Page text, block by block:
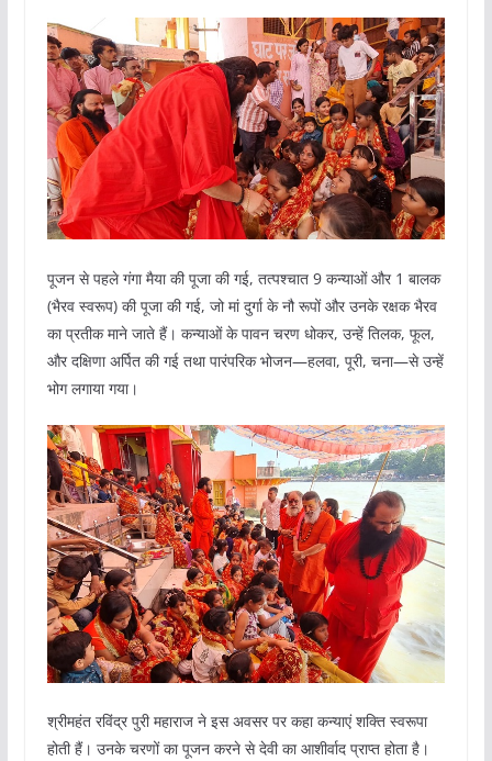
पूजन से पहले गंगा मैया की पूजा की गई, तत्पश्चात 9 कन्याओं और 1 बालक
(भैरव स्वरूप) की पूजा की गई, जो मां दुर्गा के नौ रूपों और उनके रक्षक भैरव
का प्रतीक माने जाते हैं। कन्याओं के पावन चरण धोकर, उन्हें तिलक, फूल,
और दक्षिणा अर्पित की गई तथा पारंपरिक भोजन—हलवा, पूरी, चना—से उन्हें
भोग लगाया गया।
श्रीमहंत रविंद्र पुरी महाराज ने इस अवसर पर कहा कन्याएं शक्ति स्वरूपा
होती हैं। उनके चरणों का पूजन करने से देवी का आशीर्वाद प्राप्त होता है।